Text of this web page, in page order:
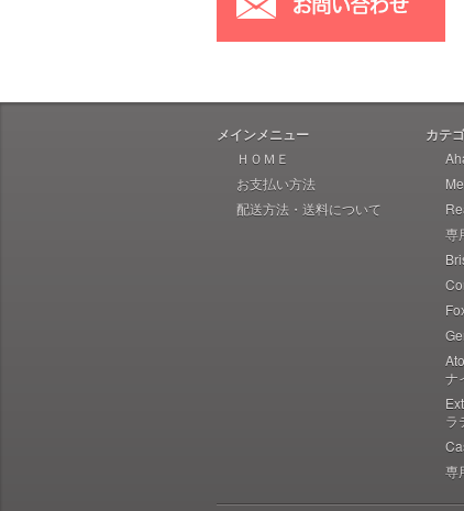
Hogue ホーグ
Heretic Knives ヘレティック
Imperial Schrade インペリアル
シュレード
Ka-Bar ケーバー
Ka-Bar Becker ケーバー ベッカ
ー
メインメニュー
ＨＯＭＥ
お支払い方法
配送方法・送料について
カテ
専
ナ
ラ
専